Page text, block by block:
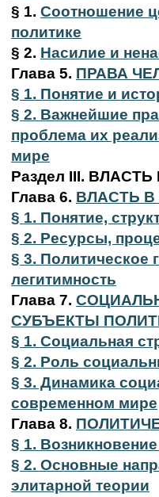
§ 1. Соотношение
политике
§ 2. Насилие и
Глава 5. ПРАВА
§ 1. Понятие и
§ 2. Важнейшие
проблема их
мире
Раздел III.
Глава 6. ВЛАСТЬ
§ 1. Понятие,
§ 2. Ресурсы,
§ 3. Политическое
легитимность
Глава 7.
СУБЪЕКТЫ
§ 1. Социальная
§ 2. Роль
§ 3. Динамика
современном мире
Глава 8.
§ 1.
§ 2. Основные
элитарной теории